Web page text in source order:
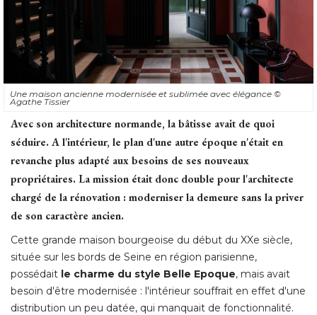
Une maison ancienne modernisée et sublimée avec élégance ©
Agathe Tissier
Avec son architecture normande, la bâtisse avait de quoi
séduire. A l'intérieur, le plan d'une autre époque n'était en
revanche plus adapté aux besoins de ses nouveaux
propriétaires. La mission était donc double pour l'architecte
chargé de la rénovation : moderniser la demeure sans la priver
de son caractère ancien.
Cette grande maison bourgeoise du début du XXe siècle,
située sur les bords de Seine en région parisienne,
possédait le charme du style Belle Epoque, mais avait
besoin d'être modernisée : l'intérieur souffrait en effet d'une
distribution un peu datée, qui manquait de fonctionnalité.